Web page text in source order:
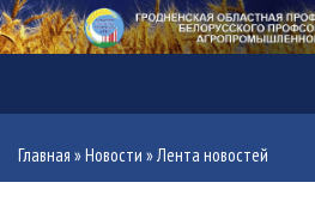
Главная »Новости »Лента новостей